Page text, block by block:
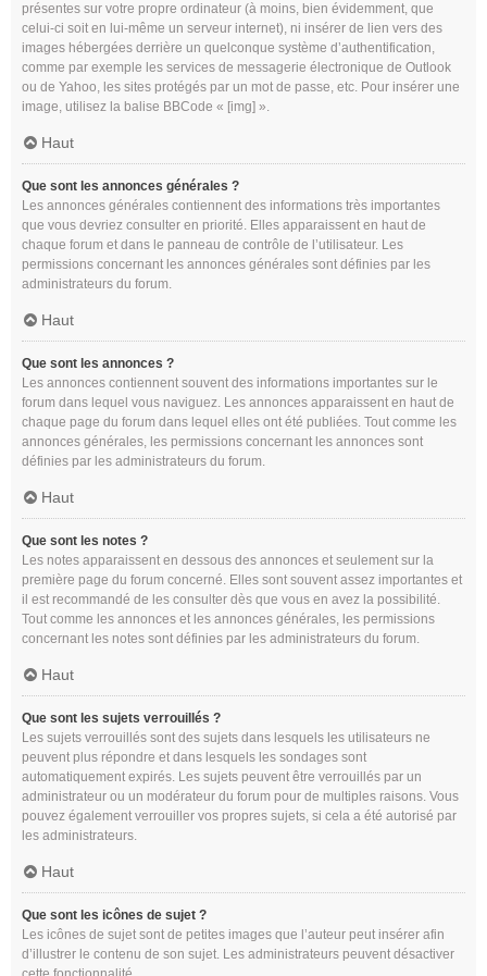
présentes sur votre propre ordinateur (à moins, bien évidemment, que
celui-ci soit en lui-même un serveur internet), ni insérer de lien vers des
images hébergées derrière un quelconque système d’authentification,
comme par exemple les services de messagerie électronique de Outlook
ou de Yahoo, les sites protégés par un mot de passe, etc. Pour insérer une
image, utilisez la balise BBCode « [img] ».
Haut
Que sont les annonces générales ?
Les annonces générales contiennent des informations très importantes
que vous devriez consulter en priorité. Elles apparaissent en haut de
chaque forum et dans le panneau de contrôle de l’utilisateur. Les
permissions concernant les annonces générales sont définies par les
administrateurs du forum.
Haut
Que sont les annonces ?
Les annonces contiennent souvent des informations importantes sur le
forum dans lequel vous naviguez. Les annonces apparaissent en haut de
chaque page du forum dans lequel elles ont été publiées. Tout comme les
annonces générales, les permissions concernant les annonces sont
définies par les administrateurs du forum.
Haut
Que sont les notes ?
Les notes apparaissent en dessous des annonces et seulement sur la
première page du forum concerné. Elles sont souvent assez importantes et
il est recommandé de les consulter dès que vous en avez la possibilité.
Tout comme les annonces et les annonces générales, les permissions
concernant les notes sont définies par les administrateurs du forum.
Haut
Que sont les sujets verrouillés ?
Les sujets verrouillés sont des sujets dans lesquels les utilisateurs ne
peuvent plus répondre et dans lesquels les sondages sont
automatiquement expirés. Les sujets peuvent être verrouillés par un
administrateur ou un modérateur du forum pour de multiples raisons. Vous
pouvez également verrouiller vos propres sujets, si cela a été autorisé par
les administrateurs.
Haut
Que sont les icônes de sujet ?
Les icônes de sujet sont de petites images que l’auteur peut insérer afin
d’illustrer le contenu de son sujet. Les administrateurs peuvent désactiver